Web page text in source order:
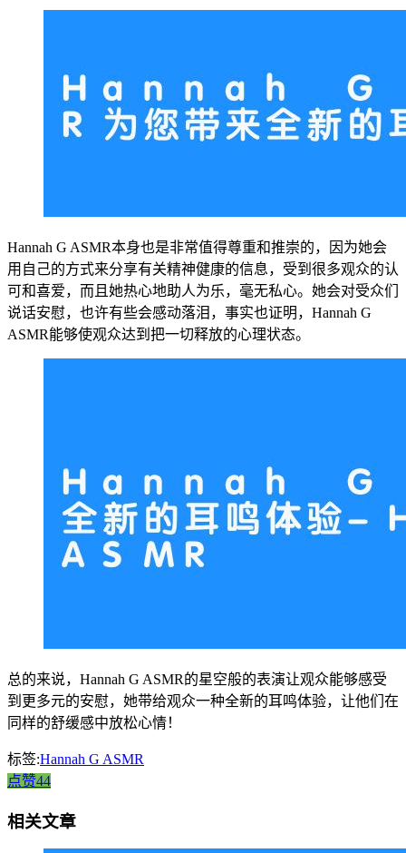
Hannah G ASMR本身也是非常值得尊重和推崇的，因为她会
用自己的方式来分享有关精神健康的信息，受到很多观众的认
可和喜爱，而且她热心地助人为乐，毫无私心。她会对受众们
说话安慰，也许有些会感动落泪，事实也证明，Hannah G
ASMR能够使观众达到把一切释放的心理状态。
总的来说，Hannah G ASMR的星空般的表演让观众能够感受
到更多元的安慰，她带给观众一种全新的耳鸣体验，让他们在
同样的舒缓感中放松心情！
标签:Hannah G ASMR
点赞44
相关文章